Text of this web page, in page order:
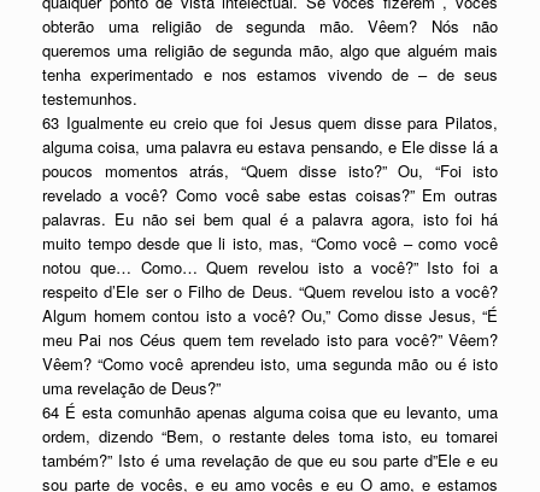
obterão uma religião de segunda mão. Vêem? Nós não
queremos uma religião de segunda mão, algo que alguém mais
tenha experimentado e nos estamos vivendo de – de seus
testemunhos.
63 Igualmente eu creio que foi Jesus quem disse para Pilatos,
alguma coisa, uma palavra eu estava pensando, e Ele disse lá a
poucos momentos atrás, “Quem disse isto?” Ou, “Foi isto
revelado a você? Como você sabe estas coisas?” Em outras
palavras. Eu não sei bem qual é a palavra agora, isto foi há
muito tempo desde que li isto, mas, “Como você – como você
notou que… Como… Quem revelou isto a você?” Isto foi a
respeito d’Ele ser o Filho de Deus. “Quem revelou isto a você?
Algum homem contou isto a você? Ou,” Como disse Jesus, “É
meu Pai nos Céus quem tem revelado isto para você?” Vêem?
Vêem? “Como você aprendeu isto, uma segunda mão ou é isto
uma revelação de Deus?”
64 É esta comunhão apenas alguma coisa que eu levanto, uma
ordem, dizendo “Bem, o restante deles toma isto, eu tomarei
também?” Isto é uma revelação de que eu sou parte d”Ele e eu
sou parte de vocês, e eu amo vocês e eu O amo, e estamos